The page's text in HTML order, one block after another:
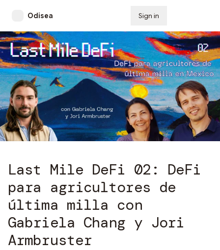
Odisea Sign in
Last Mile DeFi 02: DeFi
para agricultores de
última milla con
Gabriela Chang y Jori
Armbruster